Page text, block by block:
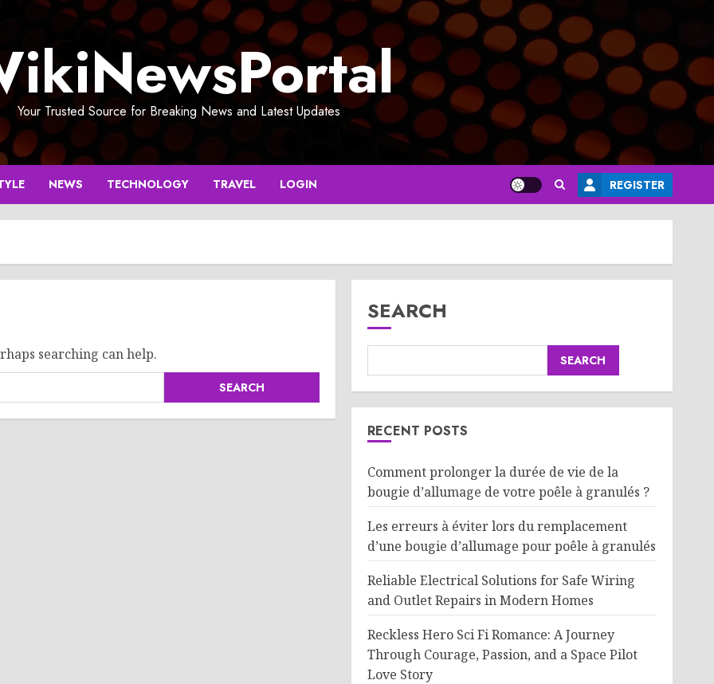
Your Trusted Source for Breaking News and Latest Updates
NEWS TECHNOLOGY TRAVEL LOGIN REGISTER
searching can help.
SEARCH
SEARCH
RECENT POSTS
Comment prolonger la durée de vie de la
bougie d’allumage de votre poêle à granulés ?
Les erreurs à éviter lors du remplacement
d’une bougie d’allumage pour poêle à granulés
Reliable Electrical Solutions for Safe Wiring
and Outlet Repairs in Modern Homes
Reckless Hero Sci Fi Romance: A Journey
Through Courage, Passion, and a Space Pilot
Love Story